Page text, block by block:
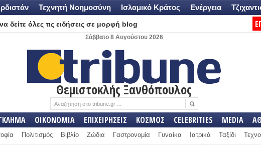
Τεχνητή Νοημοσύνη Ισλαμικό Κράτος Ενέργεια
δείτε όλες τις ειδήσεις σε μορφή blog
Σάββατο 8 Αυγούστου 2026
Θεμιστοκλής Ξανθόπουλος
ΟΙΚΟΝΟΜΙΑ ΕΠΙΧΕΙΡΗΣΕΙΣ ΚΟΣΜΟΣ CELEBRITIES MEDIA
Πολιτισμός Βιβλίο Ζώδια Γαστρονομία Γυναίκα Ιατρικά Ταξίδι